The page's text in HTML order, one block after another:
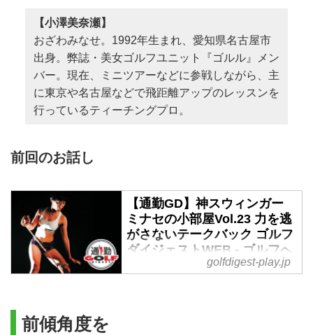
【小澤美奈瀬】
おざわみなせ。1992年生まれ、愛知県名古屋市
出身。弊誌・美女ゴルフユニット『ゴルル』メン
バー。現在、ミニツアーなどに参戦しながら、主
に東京や名古屋などで飛距離アップのレッスンを
行っているティーチングプロ。
前回のお話し
【通勤GD】神スウィンガー
ミナセの小部屋Vol.23 力を逃
がさないテークバック ゴルフ
ダイジェストWEB - ゴルフへ
行こうWEB by ゴルフダイジ
golfdigest-play.jp
前傾角度を